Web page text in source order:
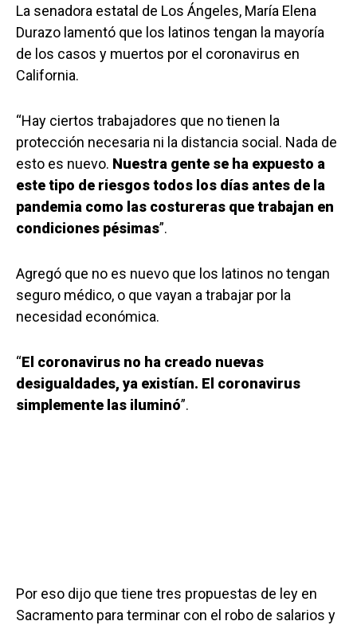
La senadora estatal de Los Ángeles, María Elena
Durazo lamentó que los latinos tengan la mayoría
de los casos y muertos por el coronavirus en
California.
“Hay ciertos trabajadores que no tienen la
protección necesaria ni la distancia social. Nada de
esto es nuevo. Nuestra gente se ha expuesto a
este tipo de riesgos todos los días antes de la
pandemia como las costureras que trabajan en
condiciones pésimas”.
Agregó que no es nuevo que los latinos no tengan
seguro médico, o que vayan a trabajar por la
necesidad económica.
“El coronavirus no ha creado nuevas
desigualdades, ya existían. El coronavirus
simplemente las iluminó”.
Por eso dijo que tiene tres propuestas de ley en
Sacramento para terminar con el robo de salarios y